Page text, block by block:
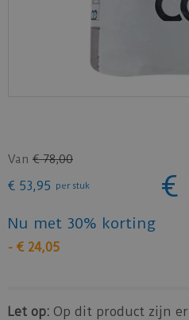
Van € 78,00
€ 53,95 per stuk €
Nu met 30% korting
- € 24,05
Let op: Op dit product zijn er